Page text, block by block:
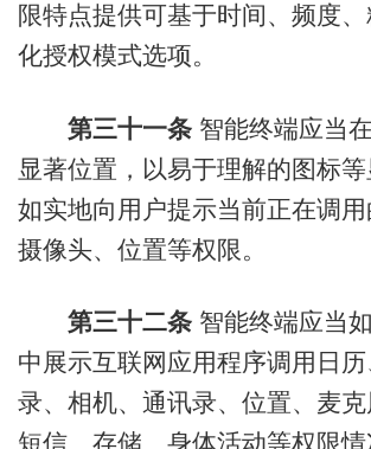
限特点提供可基于时间、频度
化授权模式选项。
第三十一条智能终端应当
显著位置，以易于理解的图标等
如实地向用户提示当前正在调用
摄像头、位置等权限。
第三十二条智能终端应当
中展示互联网应用程序调用日
录、相机、通讯录、位置、麦克
短信、存储、身体活动等权限